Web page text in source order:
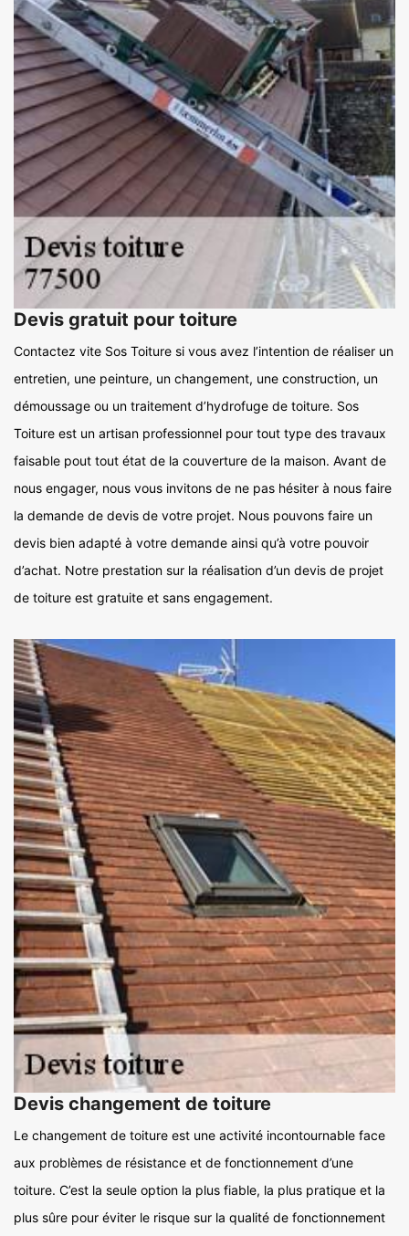
Devis gratuit pour toiture
Contactez vite Sos Toiture si vous avez l’intention de réaliser un
entretien, une peinture, un changement, une construction, un
démoussage ou un traitement d’hydrofuge de toiture. Sos
Toiture est un artisan professionnel pour tout type des travaux
faisable pout tout état de la couverture de la maison. Avant de
nous engager, nous vous invitons de ne pas hésiter à nous faire
la demande de devis de votre projet. Nous pouvons faire un
devis bien adapté à votre demande ainsi qu’à votre pouvoir
d’achat. Notre prestation sur la réalisation d’un devis de projet
de toiture est gratuite et sans engagement.
Devis changement de toiture
Le changement de toiture est une activité incontournable face
aux problèmes de résistance et de fonctionnement d’une
toiture. C’est la seule option la plus fiable, la plus pratique et la
plus sûre pour éviter le risque sur la qualité de fonctionnement